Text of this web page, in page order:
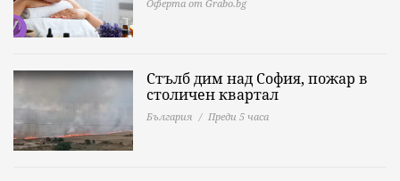
Оферта от Grabo.bg
Стълб дим над София, пожар в
столичен квартал
България Преди 5 часа